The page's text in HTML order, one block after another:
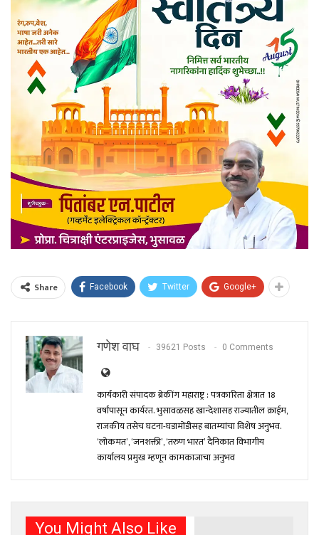
Share Facebook Twitter Google+
गणेश वाघ 39621 Posts 0 Comments
कार्यकारी संपादक ब्रेकींग महाराष्ट्र : पत्रकारिता क्षेत्रात 18
वर्षांपासून कार्यरत. भुसावळसह खान्देशासह राज्यातील क्राईम,
राजकीय तसेच घटना-घडामोंडीसह बातम्यांचा विशेष अनुभव.
‘लोकमत’, ‘जनशक्ती’, ‘तरुण भारत’ दैनिकात विभागीय
कार्यालय प्रमुख म्हणून कामकाजाचा अनुभव
You Might Also Like